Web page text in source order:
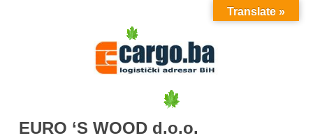
MENU
EURO ‘S WOOD d.o.o.
Translate »